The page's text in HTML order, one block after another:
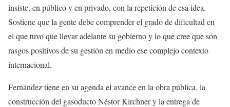
insiste, en público y en privado, con la repetición de esa idea.
Sostiene que la gente debe comprender el grado de dificultad en
el que tuvo que llevar adelante su gobierno y lo que cree que son
rasgos positivos de su gestión en medio ese complejo contexto
internacional.
Fernández tiene en su agenda el avance en la obra pública, la
construcción del gasoducto Néstor Kirchner y la entrega de